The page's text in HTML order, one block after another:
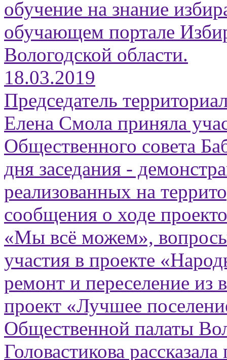
обучение на знание
обучающем портале
Вологодской области.
18.03.2019
Председатель
Елена Смола приняла
Общественного совета
дня заседания -
реализованных на
сообщения о ходе
«Мы всё можем»,
участия в проекте
ремонт и переселение из
проект «Лучшее
Общественной палаты
Головастикова